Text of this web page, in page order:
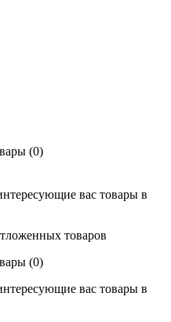
(0)
вас товары в
товаров
(0)
вас товары в